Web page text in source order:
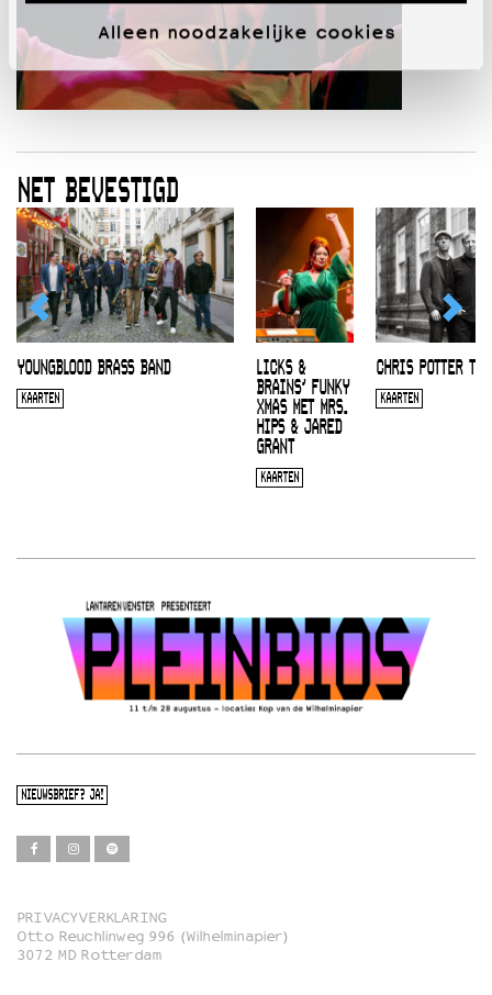
Alleen noodzakelijke cookies
NET BEVESTIGD
YOUNGBLOOD BRASS BAND
KAARTEN
LICKS &
BRAINS’ FUNKY
XMAS MET MRS.
HIPS & JARED
GRANT
KAARTEN
CHRIS POTTER
KAARTEN
NIEUWSBRIEF? JA!
Film
PRIVACYVERKLARING
Otto Reuchlinweg 996 (Wilhelminapier)
3072 MD Rotterdam